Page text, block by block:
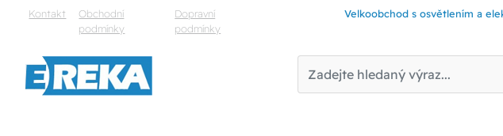
Kontakt
Obchodní
podmínky
Dopravní
podmínky
Velkoobchod s osvětlením a